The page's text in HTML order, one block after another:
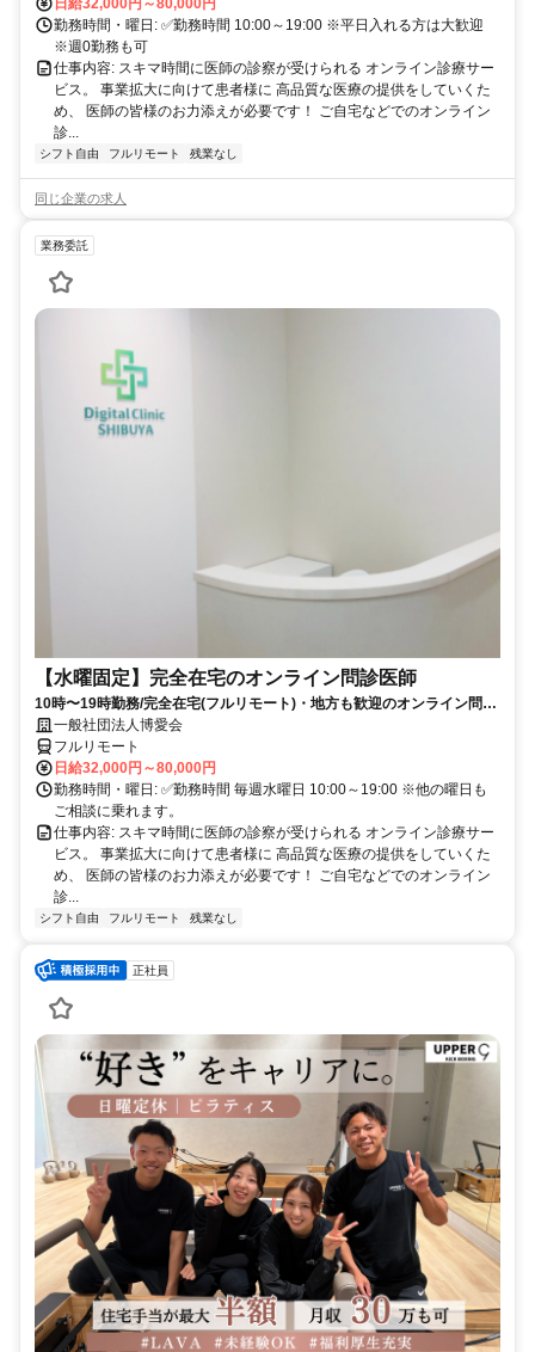
日給32,000円～80,000円
勤務時間・曜日: ✅勤務時間 10:00～19:00 ※平日入れる方は大歓迎
※週0勤務も可
仕事内容: スキマ時間に医師の診察が受けられる オンライン診療サー
ビス。 事業拡大に向けて患者様に 高品質な医療の提供をしていくた
め、 医師の皆様のお力添えが必要です！ ご自宅などでのオンライン
診...
シフト自由 フルリモート 残業なし
同じ企業の求人
業務委託
【水曜固定】完全在宅のオンライン問診医師
10時〜19時勤務/完全在宅(フルリモート)・地方も歓迎のオンライン問診
業務一般社団法人博愛会
フルリモート
日給32,000円～80,000円
勤務時間・曜日: ✅勤務時間 毎週水曜日 10:00～19:00 ※他の曜日も
ご相談に乗れます。
仕事内容: スキマ時間に医師の診察が受けられる オンライン診療サー
ビス。 事業拡大に向けて患者様に 高品質な医療の提供をしていくた
め、 医師の皆様のお力添えが必要です！ ご自宅などでのオンライン
診...
シフト自由 フルリモート 残業なし
正社員